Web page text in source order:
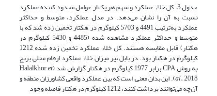
جدول 3، کل خلاء عملکرد و سهم هر یک از عوامل محدود کننده عملکرد
نسبت به آن را نشان می‌دهد. در مدل عملکرد، متوسط و حداکثر
عملکرد به‌ترتیب 4491 و 5703 کیلوگرم در هکتار تخمین زده شد که با
متوسط و حداکثر عملکرد مشاهده شده (4485 و 5430 کیلوگرم در
هکتار) قابل مقایسه هستند. کل خلاء عملکرد تخمین زده شده 1212
کیلوگرم در هکتار بود. در بابل نیز میزان خلاء عملکرد ارقام محلی برنج
به روش CPA برابر 1977 کیلوگرم در هکتار گزارش شد (Halalkhor et
al.,2018). این بدان معنی است که بین عملکرد واقعی کشاورزان منطقه و
آن‌چه می‌توانند برداشت کنند، 1212 کیلوگرم در هکتار فاصله وجود